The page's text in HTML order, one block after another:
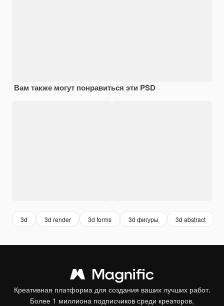
Вам также могут понравиться эти PSD
3d 3d render 3d forms 3d фигуры 3d abstract
Креативная платформа для создания ваших лучших работ.
Более 1 миллиона подписчиков среди креаторов,